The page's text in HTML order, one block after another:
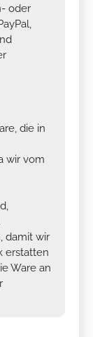
oder
die in
wir vom
damit wir
erstatten
Ware an